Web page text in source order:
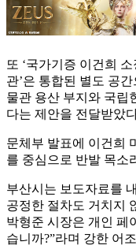
또 ‘국가기증 이건희
관’은 통합된 별도 공
물관 용산 부지와 국립
다는 제안을 전달받았
문체부 발표에 이건희
를 중심으로 반발 목소
부산시는 보도자료를
공정한 절차도 거치지
박형준 시장은 개인 페
습니까?”라며 강한 어